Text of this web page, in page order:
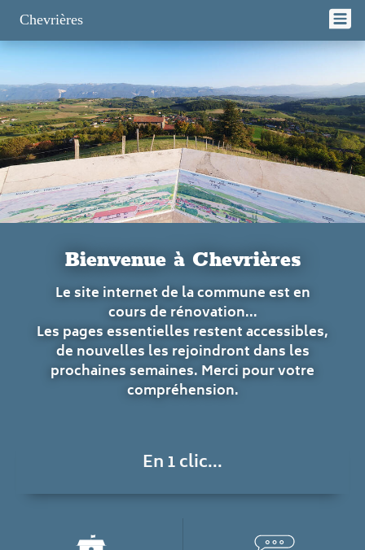
Chevrières
Bienvenue à Chevrières
Le site internet de la commune est en
cours de rénovation...
Les pages essentielles restent accessibles,
de nouvelles les rejoindront dans les
prochaines semaines. Merci pour votre
compréhension.
En 1 clic...